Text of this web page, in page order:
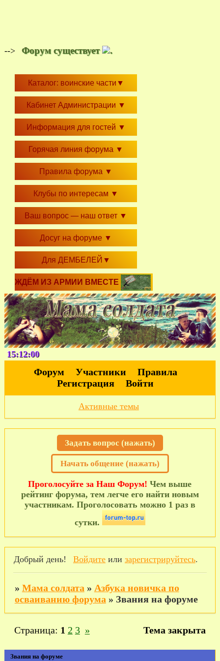
--> Форум существует .
Каталог: воинские части ▼
Кабинет Администрации ▼
Информация для гостей ▼
Горячая линия форума ▼
Правила форума ▼
Клубы по интересам ▼
Ваш вопрос — наш ответ ▼
Досуг на форуме ▼
Для ДЕМБЕЛЕЙ ▼
ЖДЁМ ИЗ АРМИИ ВМЕСТЕ
15:12:01
Форум Участники
Правила
Регистрация
Войти
Активные темы
Задать вопрос (нажать)
Начать общение (нажать)
Проголосуйте за Наш Форум! Чем выше
рейтинг форума, тем легче его найти новым
участникам. Проголосовать можно 1 раз в
сутки.
Добрый день! Войдитеили зарегистрируйтесь.
» Мама солдата » Азбука новичка по
осваиванию форума » Звания на форуме
Звания на форуме
Страница: 1 2 3 » Тема закрыта